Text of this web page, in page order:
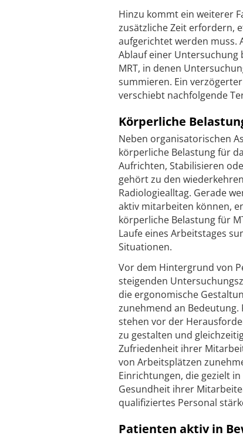
Hinzu kommt ein weiterer
zusätzliche Zeit erfordern,
aufgerichtet werden muss.
Ablauf einer Untersuchung
MRT, in denen
summieren. Ein
verschiebt nachfolgende
Körperliche
Neben organisatorischen
körperliche Belastung für
Aufrichten, Stabilisieren
gehört zu den
Radiologiealltag. Gerade
aktiv mitarbeiten können,
körperliche Belastung für
Laufe eines Arbeitstages
Situationen.
Vor dem Hintergrund von
steigenden
die ergonomische
zunehmend an Bedeutung.
stehen vor der
zu gestalten und
Zufriedenheit ihrer
von Arbeitsplätzen
Einrichtungen, die gezielt
Gesundheit ihrer
qualifiziertes Personal
Patienten aktiv in